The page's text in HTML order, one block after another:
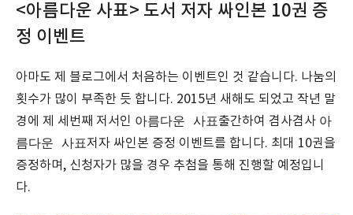
<아름다운 사표> 도서 저자 싸인본 10권 증
정 이벤트
아마도 제 블로그에서 처음하는 이벤트인 것 같습니다. 나눔의
횟수가 많이 부족한 듯 합니다. 2015년 새해도 되었고 작년 말
경에 제 세번째 저서인 아름다운 사표출간하여 겸사겸사 아
름다운 사표저자 싸인본 증정 이벤트를 합니다. 최대 10권을
증정하며, 신청자가 많을 경우 추첨을 통해 진행할 예정입니
다.